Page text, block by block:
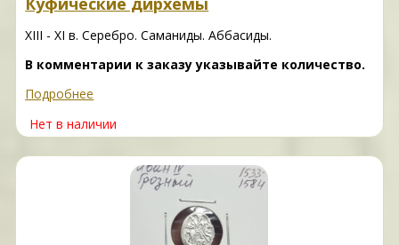
XIII - XI в. Серебро. Саманиды. Аббасиды.
В комментарии к заказу указывайте количество.
Подробнее
Нет в наличии